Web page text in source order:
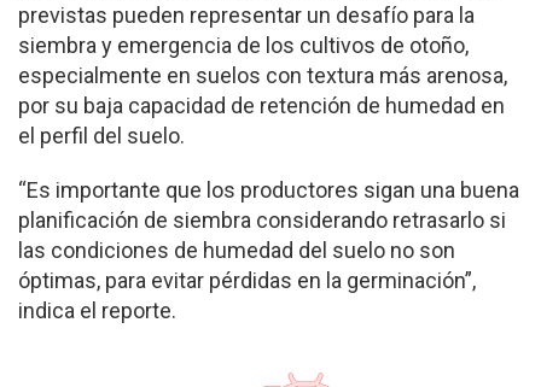
previstas pueden representar un desafío para la
siembra y emergencia de los cultivos de otoño,
especialmente en suelos con textura más arenosa,
por su baja capacidad de retención de humedad en
el perfil del suelo.
“Es importante que los productores sigan una buena
planificación de siembra considerando retrasarlo si
las condiciones de humedad del suelo no son
óptimas, para evitar pérdidas en la germinación”,
indica el reporte.